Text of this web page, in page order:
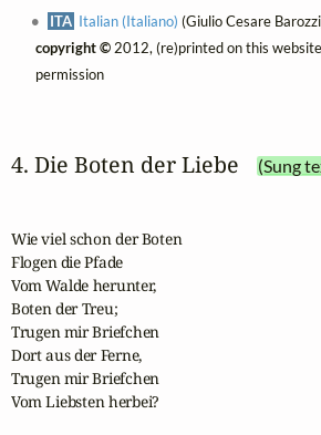
ITA Italian (Italiano) (Giulio Cesare
copyright ©2012, (re)printed on this
permission
4. Die Boten der Liebe (Sung
Wie viel schon der Boten
Flogen die Pfade
Vom Walde herunter,
Boten der Treu;
Trugen mir Briefchen
Dort aus der Ferne,
Trugen mir Briefchen
Vom Liebsten herbei?